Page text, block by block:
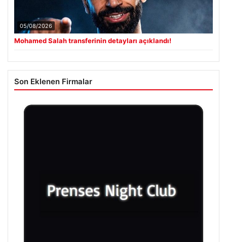
05/08/2026
Mohamed Salah transferinin detayları açıklandı!
Son Eklenen Firmalar